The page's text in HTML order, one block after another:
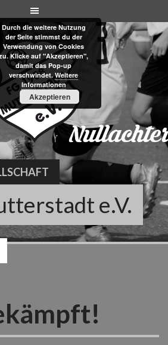
e.V.
Durch die weitere Nutzung
der Seite stimmst du der
Verwendung von Cookies
Klicke auf "Akzeptieren",
damit das Pop-up
verschwindet.Weitere
Informationen
Akzeptieren